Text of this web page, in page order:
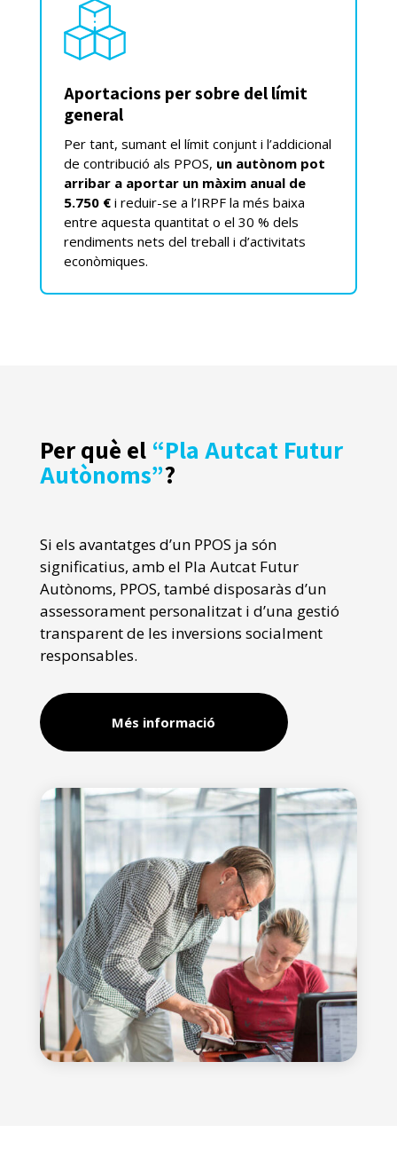
Aportacions per sobre del límit
general
Per tant, sumant el límit conjunt i l’addicional
de contribució als PPOS, un autònom pot
arribar a aportar un màxim anual de
5.750 €i reduir-se a l’IRPF la més baixa
entre aquesta quantitat o el 30 % dels
rendiments nets del treball i d’activitats
econòmiques.
Per què el “Pla Autcat Futur
Autònoms”?
Si els avantatges d’un PPOS ja són
significatius, amb el Pla Autcat Futur
Autònoms, PPOS, també disposaràs d’un
assessorament personalitzat i d’una gestió
transparent de les inversions socialment
responsables.
Més informació